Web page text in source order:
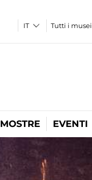
Tutti i musei
MOSTRE EVENTI